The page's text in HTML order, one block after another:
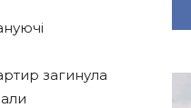
загинула